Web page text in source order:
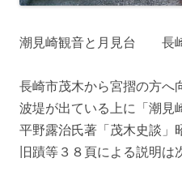
潮見崎観音と月見台 長
長崎市茂木から宮摺の方へ
波堤が出ている上に「潮見
平野露治氏著「茂木史談」
旧蹟等３８頁による説明は